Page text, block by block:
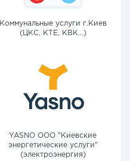
Коммунальные услуги г.Киев
(ЦКС, КТЕ, КВК...)
YASNO OOO "Киевские
энергетические услуги"
(электроэнергия)